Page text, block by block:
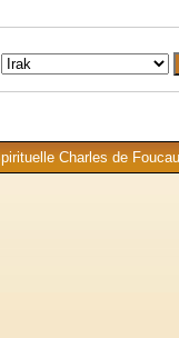
Charles de